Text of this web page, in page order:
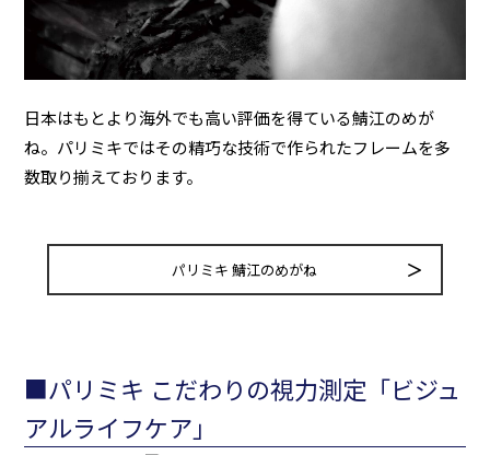
日本はもとより海外でも高い評価を得ている鯖江のめが
ね。パリミキではその精巧な技術で作られたフレームを多
数取り揃えております。
パリミキ 鯖江のめがね
■パリミキ こだわりの視力測定「ビジュ
アルライフケア」